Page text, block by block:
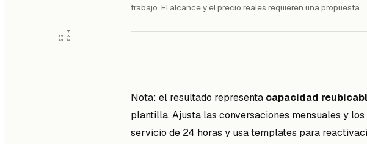
FRAI
ES
trabajo. El alcance y el precio reales requieren una propuesta.
Nota: el resultado representa capacidad
plantilla. Ajusta las conversaciones mensuales y
servicio de 24 horas y usatemplates para